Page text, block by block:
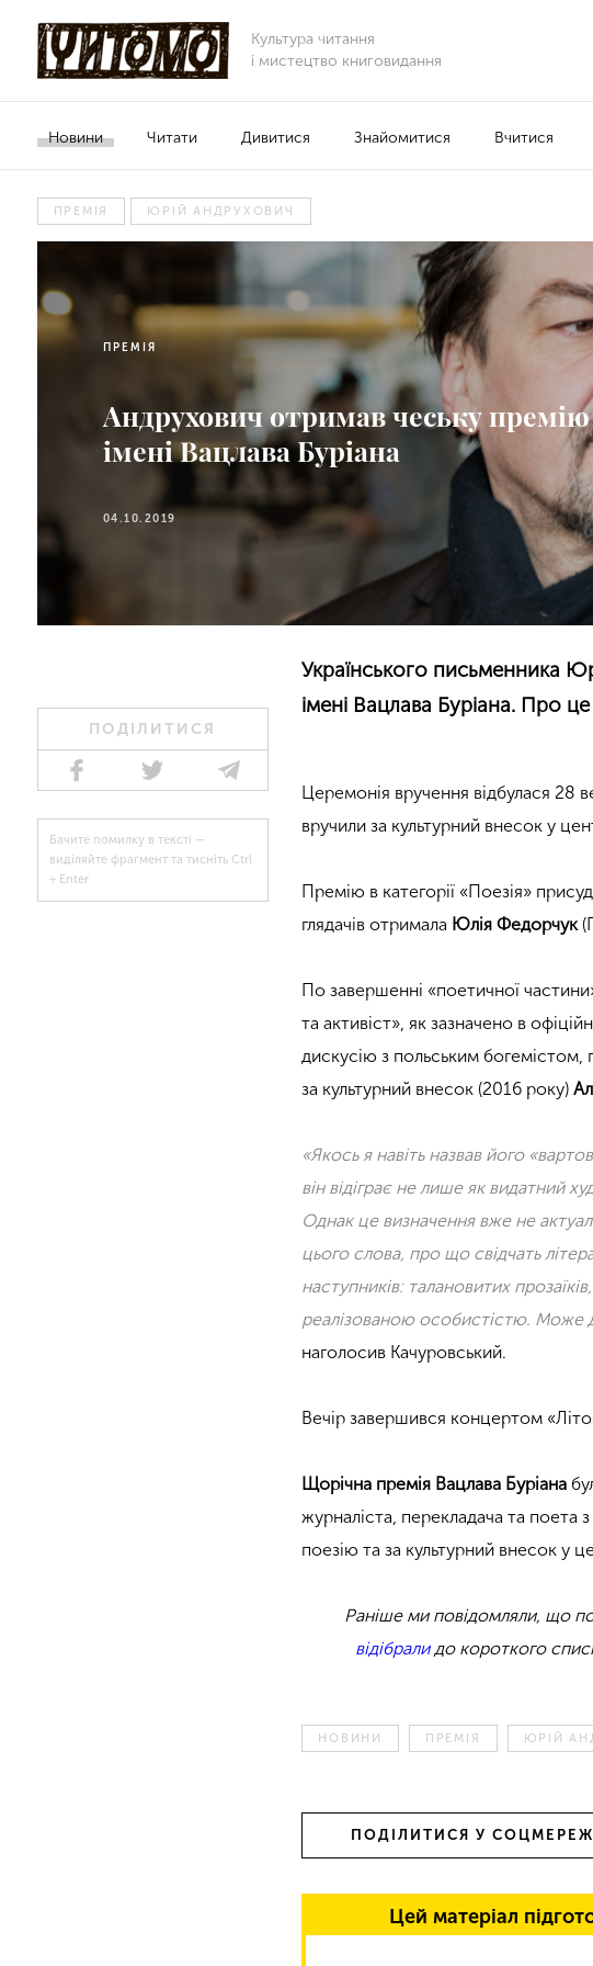
Культура читання
і мистецтво книговидання
Новини Читати Дивитися Знайомитися Вчитися
ПРЕМІЯ ЮРІЙ АНДРУХОВИЧ
ПРЕМІЯ
Андрухович отримав чеську премію
імені Вацлава Буріана
04.10.2019
ПОДІЛИТИСЯ
Бачите помилку в тексті —
виділяйте фрагмент та тисніть Ctrl
+ Enter
Українського письменника
імені Вацлава Буріана. Про
Церемонія вручення відбулася 28
вручили за культурний внесок у
Премію в категорії «Поезія»
глядачів отримала Юлія Федорчук
По завершенні «поетичної
та активіст», як зазначено в
дискусію з польським
за культурний внесок (2016 року)
«Якось я навіть назвав його
він відіграє не лише як видатний
Однак це визначення вже не
цього слова, про що свідчать
наступників: талановитих
реалізованою особистістю. Може
наголосив Качуровський.
Вечір завершився концертом
Щорічна премія Вацлава Буріана
журналіста, перекладача та поета
поезію та за культурний внесок у
Раніше ми повідомляли, що
відібралидо короткого
НОВИНИ ПРЕМІЯ ЮРІЙ
ПОДІЛИТИСЯ У
Цей матеріал